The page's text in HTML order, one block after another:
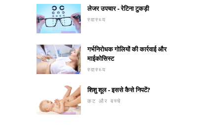
लेजर उपचार - रेटिना टुकड़ी
स्वास्थ्य
गर्भनिरोधक गोलियों की कार्रवाई और
माईकोसिस्ट
स्वास्थ्य
शिशु शूल - इससे कैसे निपटें?
कट और बच्चे